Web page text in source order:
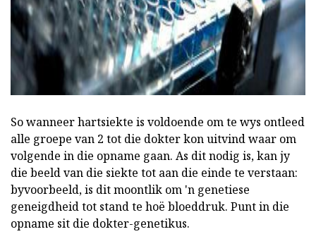
So wanneer hartsiekte is voldoende om te wys ontleed
alle groepe van 2 tot die dokter kon uitvind waar om
volgende in die opname gaan. As dit nodig is, kan jy
die beeld van die siekte tot aan die einde te verstaan:
byvoorbeeld, is dit moontlik om 'n genetiese
geneigdheid tot stand te hoë bloeddruk. Punt in die
opname sit die dokter-genetikus.